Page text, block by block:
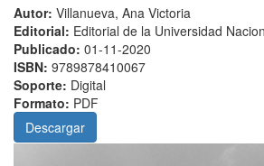
Autor: Villanueva, Ana Victoria
Editorial: Editorial de la Universidad
Publicado: 01-11-2020
ISBN: 9789878410067
Soporte: Digital
Formato: PDF
Descargar